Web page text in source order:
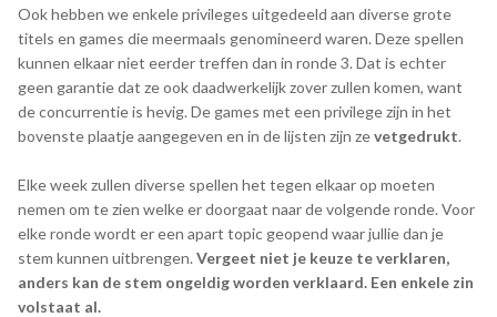
Ook hebben we enkele privileges uitgedeeld aan diverse grote
titels en games die meermaals genomineerd waren. Deze spellen
kunnen elkaar niet eerder treffen dan in ronde 3. Dat is echter
geen garantie dat ze ook daadwerkelijk zover zullen komen, want
de concurrentie is hevig. De games met een privilege zijn in het
bovenste plaatje aangegeven en in de lijsten zijn zevetgedrukt.
Elke week zullen diverse spellen het tegen elkaar op moeten
nemen om te zien welke er doorgaat naar de volgende ronde. Voor
elke ronde wordt er een apart topic geopend waar jullie dan je
stem kunnen uitbrengen. Vergeet niet je keuze te verklaren,
anders kan de stem ongeldig worden verklaard. Een enkele zin
volstaat al.